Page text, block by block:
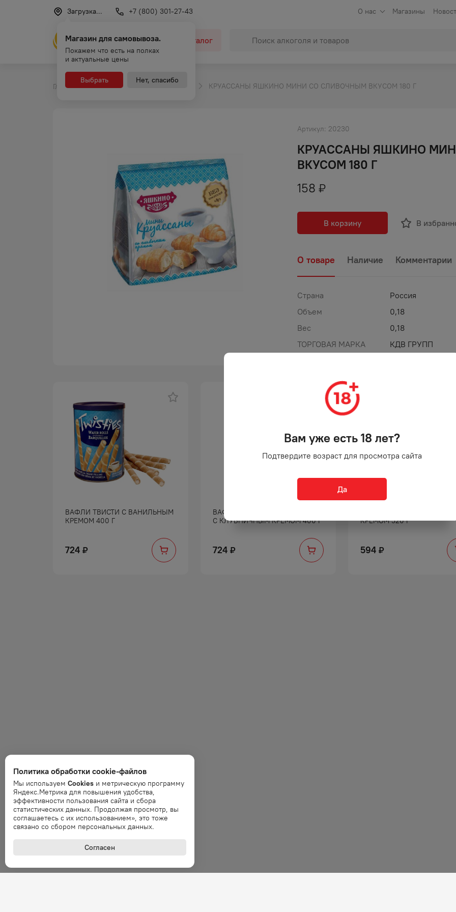
Загрузка... +7 (800) 301-27-43 О нас Магазины
Каталог
Магазин для самовывоза.
Покажем что есть на полках
и актуальные цены
Выбрать Нет, спасибо
Главная Каталог Сладкая выпечка КРУАССАНЫ ЯШКИНО МИНИ СО СЛИВОЧНЫМ ВКУСОМ 180 Г
Артикул: 20230
КРУАССАНЫ ЯШКИНО
ВКУСОМ 180 Г
158 ₽
В корзину В
О товаре Наличие Комментарии
Страна
Россия
Объем
0,18
Вес
0,18
ТОРГОВАЯ МАРКА
КДВ ГРУПП
ВАФЛИ ТВИСТИ С ВАНИЛЬНЫМ
КРЕМОМ 400 Г
724 ₽
ВАФЛИ ТВИСТИ
С КЛУБНИЧНЫМ КРЕМОМ 400 Г
724 ₽
КЕКС ОЗЕРА С
КРЕМОМ 520 Г
594 ₽
Вам уже есть 18 лет?
Подтвердите возраст для просмотра сайта
Да
Политика обработки cookie-файлов
Мы используем Cookies и метрическую программу
Яндекс.Метрика для повышения удобства,
эффективности пользования сайта и сбора
статистических данных. Продолжая просмотр, вы
соглашаетесь с их использованием», это тоже
связано со сбором персональных данных.
Согласен